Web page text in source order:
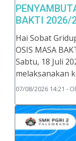
BAKTI 2026/
Hai Sobat
OSIS MASA
Sabtu, 18 Juli
melaksanakan
07/08/2026 14:21 -